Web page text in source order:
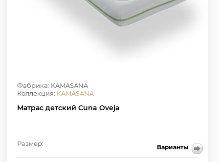
Фабрика: KAMASANA
Коллекция: KAMASANA
Матрас детский Cuna Oveja
Размер: Варианты